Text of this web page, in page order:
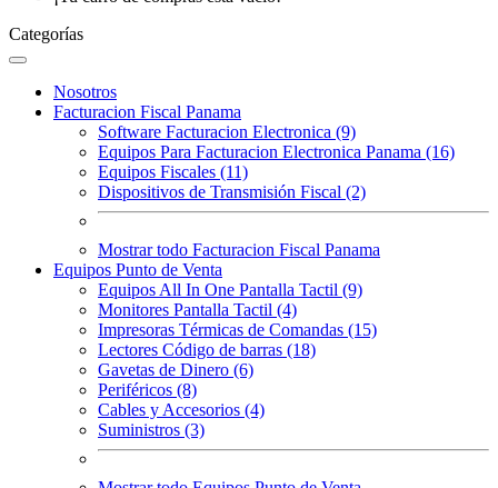
Categorías
Nosotros
Facturacion Fiscal Panama
Software Facturacion Electronica (9)
Equipos Para Facturacion Electronica Panama (16)
Equipos Fiscales (11)
Dispositivos de Transmisión Fiscal (2)
Mostrar todo Facturacion Fiscal Panama
Equipos Punto de Venta
Equipos All In One Pantalla Tactil (9)
Monitores Pantalla Tactil (4)
Impresoras Térmicas de Comandas (15)
Lectores Código de barras (18)
Gavetas de Dinero (6)
Periféricos (8)
Cables y Accesorios (4)
Suministros (3)